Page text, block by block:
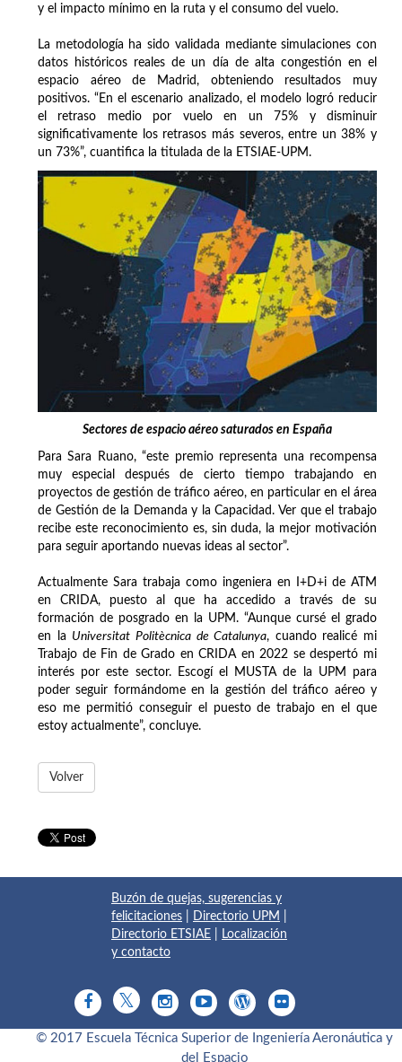
y el impacto mínimo en la ruta y el consumo del vuelo.
La metodología ha sido validada mediante simulaciones con
datos históricos reales de un día de alta congestión en el
espacio aéreo de Madrid, obteniendo resultados muy
positivos. “En el escenario analizado, el modelo logró reducir
el retraso medio por vuelo en un 75% y disminuir
significativamente los retrasos más severos, entre un 38% y
un 73%”, cuantifica la titulada de la ETSIAE-UPM.
Sectores de espacio aéreo saturados en España
Para Sara Ruano, “este premio representa una recompensa
muy especial después de cierto tiempo trabajando en
proyectos de gestión de tráfico aéreo, en particular en el área
de Gestión de la Demanda y la Capacidad. Ver que el trabajo
recibe este reconocimiento es, sin duda, la mejor motivación
para seguir aportando nuevas ideas al sector”.
Actualmente Sara trabaja como ingeniera en I+D+i de ATM
en CRIDA, puesto al que ha accedido a través de su
formación de posgrado en la UPM. “Aunque cursé el grado
en la Universitat Politècnica de Catalunya, cuando realicé mi
Trabajo de Fin de Grado en CRIDA en 2022 se despertó mi
interés por este sector. Escogí el MUSTA de la UPM para
poder seguir formándome en la gestión del tráfico aéreo y
eso me permitió conseguir el puesto de trabajo en el que
estoy actualmente”, concluye.
Volver
Buzón de quejas, sugerencias y
felicitaciones
Directorio UPM
Directorio ETSIAE
Localización
y contacto
© 2017 Escuela Técnica Superior de Ingeniería Aeronáutica y
del Espacio